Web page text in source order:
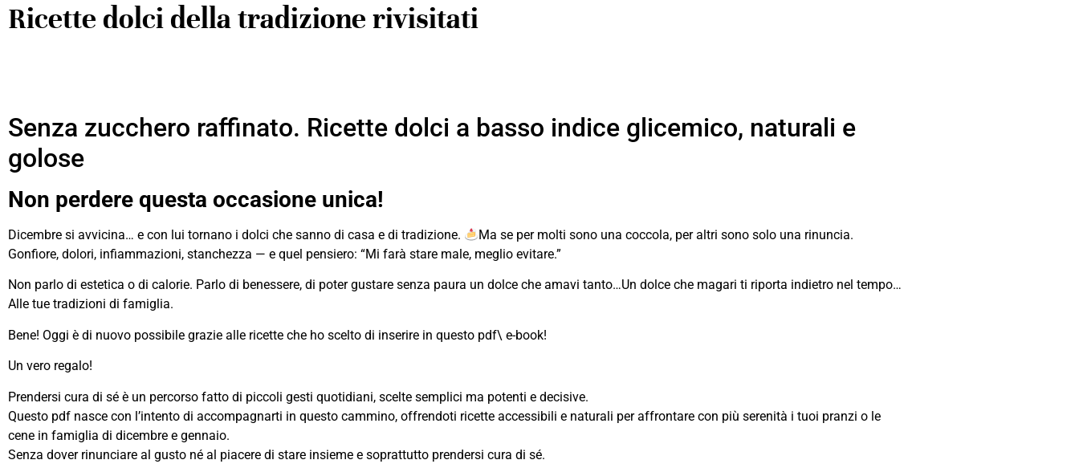
Ricette dolci della tradizione rivisitati
Senza zucchero raffinato. Ricette dolci a basso indice glicemico, naturali e
golose
Non perdere questa occasione unica!
Dicembre si avvicina… e con lui tornano i dolci che sanno di casa e di tradizione.
Ma se per molti sono una coccola, per altri sono solo una rinuncia.
Gonfiore, dolori, infiammazioni, stanchezza — e quel pensiero: “Mi farà stare male, meglio evitare.”
Non parlo di estetica o di calorie. Parlo di benessere, di poter gustare senza paura un dolce che amavi tanto…Un dolce che magari ti riporta indietro nel tempo…
Alle tue tradizioni di famiglia.
Bene! Oggi è di nuovo possibile grazie alle ricette che ho scelto di inserire in questo pdf\ e-book!
Un vero regalo!
Prendersi cura di sé è un percorso fatto di piccoli gesti quotidiani, scelte semplici ma potenti e decisive.
Questo pdf nasce con l’intento di accompagnarti in questo cammino, offrendoti ricette accessibili e naturali per affrontare con più serenità i tuoi pranzi o le
cene in famiglia di dicembre e gennaio.
Senza dover rinunciare al gusto né al piacere di stare insieme e soprattutto prendersi cura di sé.